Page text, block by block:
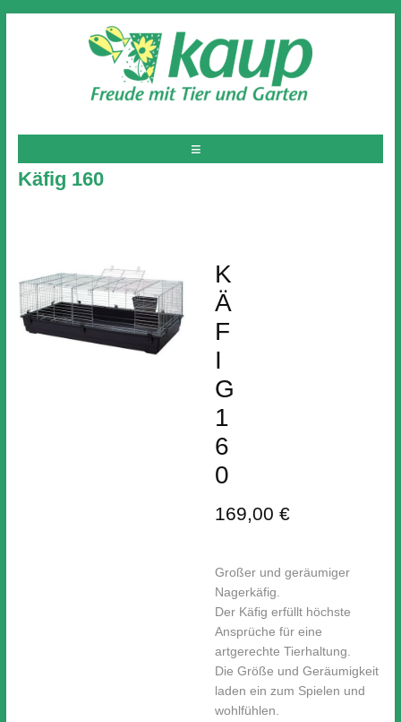
Käfig 160
K
Ä
F
I
G
1
6
0
169,00 €
Großer und geräumiger
Nagerkäfig.
Der Käfig erfüllt höchste
Ansprüche für eine
artgerechte Tierhaltung.
Die Größe und Geräumigkeit
laden ein zum Spielen und
wohlfühlen.